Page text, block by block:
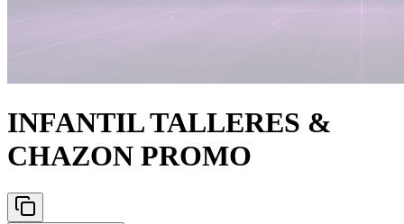
INFANTIL TALLERES &
CHAZON PROMO